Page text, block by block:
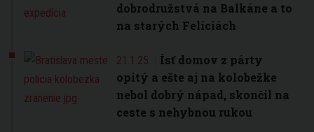
dobrodružstvá na Balkáne a to
na starých Felíciách
21.1.25.
Ísť domov z párty
opitý a ešte aj na kolobežke
nebol dobrý nápad, skončil na
ceste s nehybnou rukou